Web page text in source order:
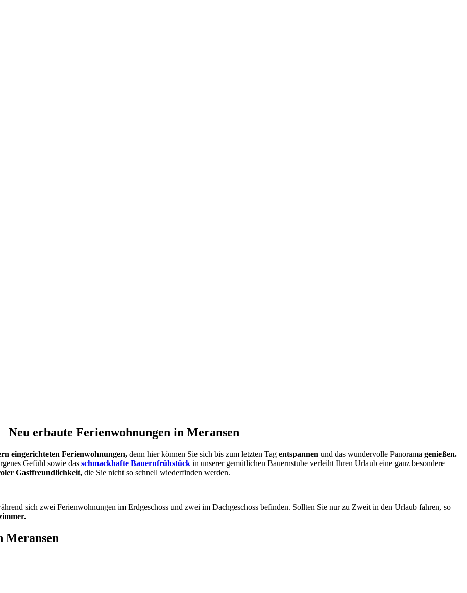
Neu erbaute Ferienwohnungen in Meransen
eingerichteten Ferienwohnungen, denn hier können Sie sich bis zum letzten Tag entspannen und das wundervolle Panorama genießen.
Gefühl sowie das schmackhafte Bauernfrühstück in unserer gemütlichen Bauernstube verleiht Ihren Urlaub eine ganz besondere
Gastfreundlichkeit, die Sie nicht so schnell wiederfinden werden.
sich zwei Ferienwohnungen im Erdgeschoss und zwei im Dachgeschoss befinden. Sollten Sie nur zu Zweit in den Urlaub fahren, so
Meransen